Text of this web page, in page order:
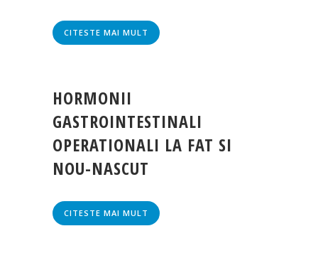
CITESTE MAI MULT
HORMONII
GASTROINTESTINALI
OPERATIONALI LA FAT SI
NOU-NASCUT
CITESTE MAI MULT